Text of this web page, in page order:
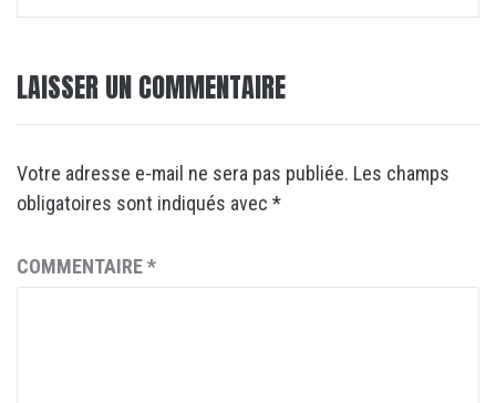
LAISSER UN COMMENTAIRE
Votre adresse e-mail ne sera pas publiée. Les champs
obligatoires sont indiqués avec *
COMMENTAIRE*